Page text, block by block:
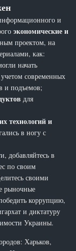
и
экономические и
проектом, на
как:
начать
современных
и подъемов;
для
технологий и
в ногу с
добавляйтесь в
по своим
своими
рыночные
коррупцию,
и диктатуру
Украины.
Харьков,